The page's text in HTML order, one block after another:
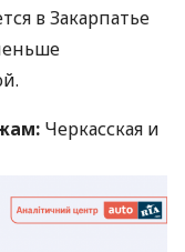
в Закарпатье
Черкасская и